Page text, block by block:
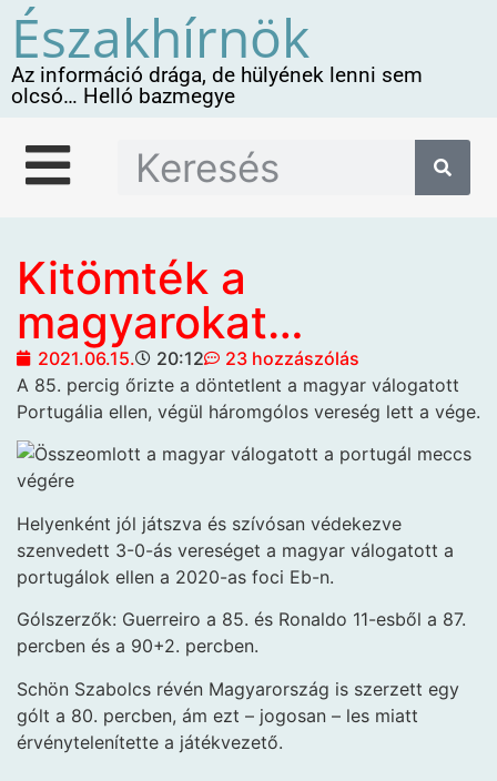
Északhírnök
Az információ drága, de hülyének lenni sem
olcsó… Helló bazmegye
Kitömték a
magyarokat…
2021.06.15. 20:12
23 hozzászólás
A 85. percig őrizte a döntetlent a magyar válogatott
Portugália ellen, végül háromgólos vereség lett a vége.
Helyenként jól játszva és szívósan védekezve
szenvedett 3-0-ás vereséget a magyar válogatott a
portugálok ellen a 2020-as foci Eb-n.
Gólszerzők: Guerreiro a 85. és Ronaldo 11-esből a 87.
percben és a 90+2. percben.
Schön Szabolcs révén Magyarország is szerzett egy
gólt a 80. percben, ám ezt – jogosan – les miatt
érvénytelenítette a játékvezető.